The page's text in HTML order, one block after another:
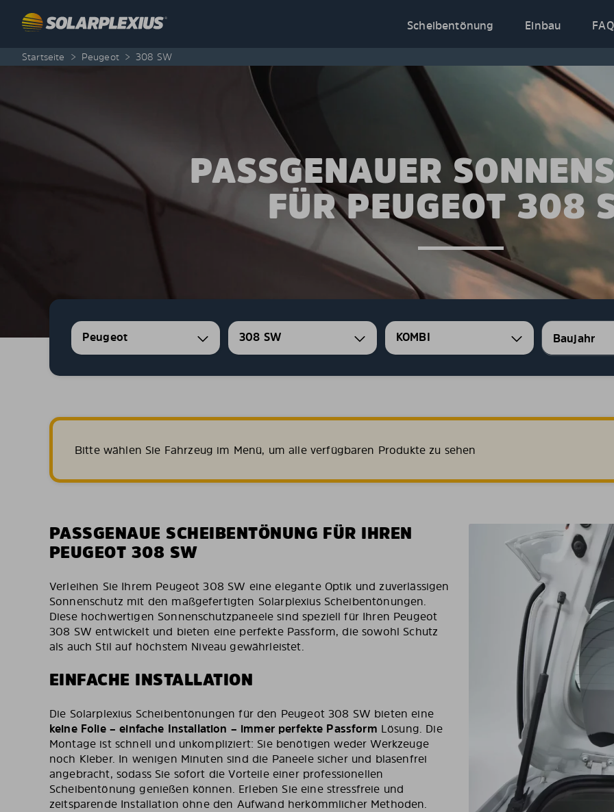
Scheibentönung
Einbau FAQ
Startseite > Peugeot > 308 SW
PASSGENAUER
FÜR PEUGEOT 308
Peugeot 308 SW KOMBI
Bitte wählen Sie Fahrzeug im Menü, um alle verfügbaren Produkte zu sehen
PASSGENAUE SCHEIBENTÖNUNG FÜR IHREN
PEUGEOT 308 SW
Verleihen Sie Ihrem Peugeot 308 SW eine elegante Optik und zuverlässigen
Sonnenschutz mit den maßgefertigten Solarplexius Scheibentönungen.
Diese hochwertigen Sonnenschutzpaneele sind speziell für Ihren Peugeot
308 SW entwickelt und bieten eine perfekte Passform, die sowohl Schutz
als auch Stil auf höchstem Niveau gewährleistet.
EINFACHE INSTALLATION
Die Solarplexius Scheibentönungen für den Peugeot 308 SW bieten eine
keine Folie – einfache Installation – immer perfekte Passform Lösung. Die
Montage ist schnell und unkompliziert: Sie benötigen weder Werkzeuge
noch Kleber. In wenigen Minuten sind die Paneele sicher und blasenfrei
angebracht, sodass Sie sofort die Vorteile einer professionellen
Scheibentönung genießen können. Erleben Sie eine stressfreie und
zeitsparende Installation ohne den Aufwand herkömmlicher Methoden.